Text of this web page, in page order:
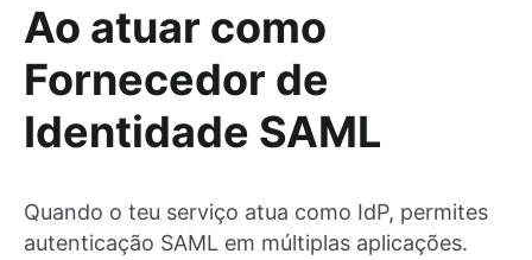
Ao atuar como
Fornecedor de
Identidade SAML
Quando o teu serviço atua como IdP, permites
autenticação SAML em múltiplas aplicações.